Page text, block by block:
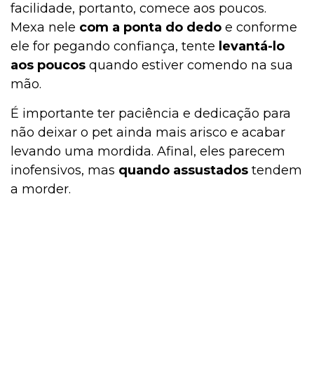
Casa & Piscina
Casa
Cachorro
Bulário
facilidade, portanto, comece aos poucos.
Mexa nele com a ponta do dedo e conforme
ele for pegando confiança, tente levantá-lo
aos poucos quando estiver comendo na sua
mão.
É importante ter paciência e dedicação para
não deixar o pet ainda mais arisco e acabar
levando uma mordida. Afinal, eles parecem
inofensivos, mas quando assustados tendem
a morder.